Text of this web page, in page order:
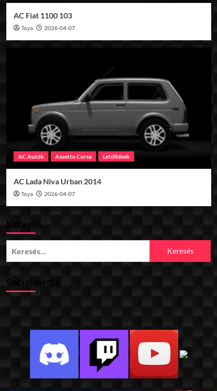
AC Fiat 1100 103
Toya 2026-04-07
AC Autók Assetto Corsa Letöltések
AC Lada Niva Urban 2014
Toya 2026-04-07
Keresés
Social media